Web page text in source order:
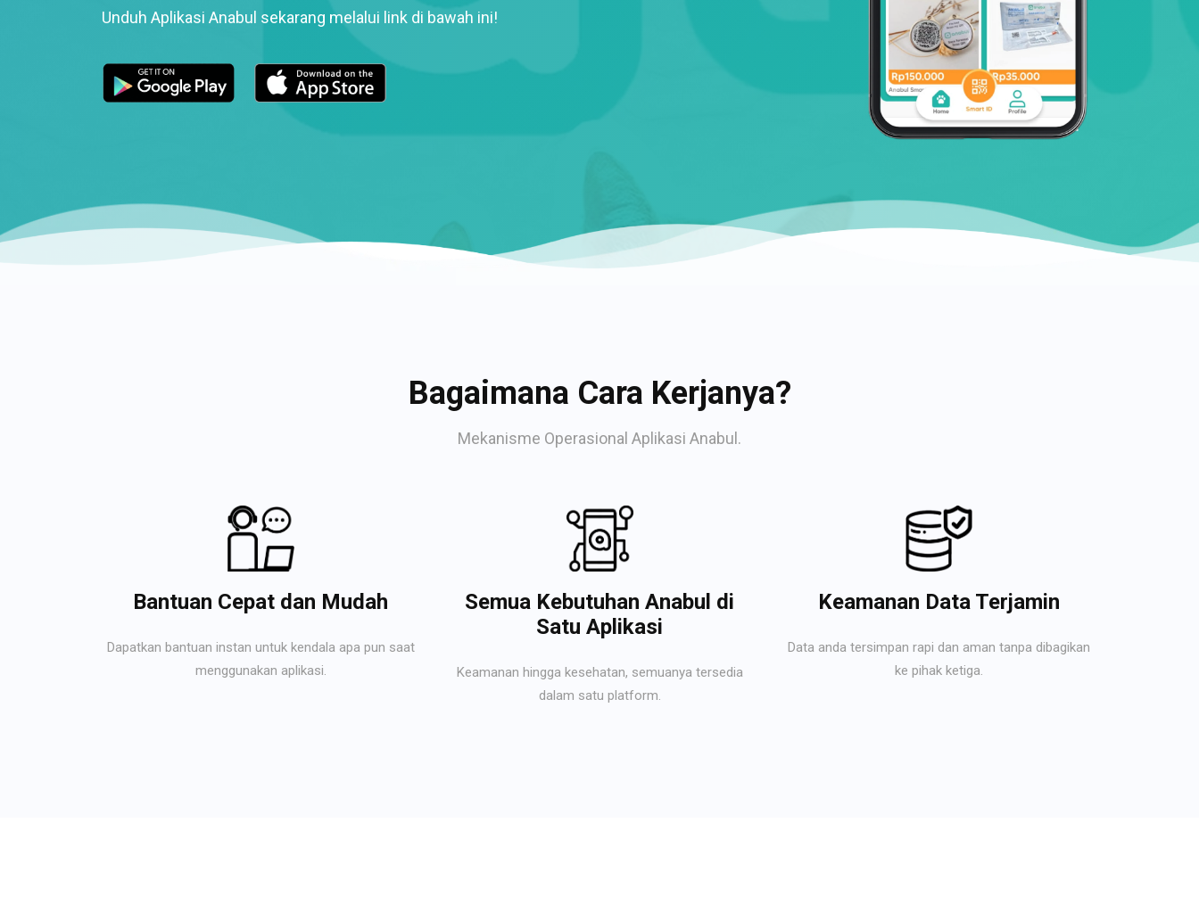
Unduh Aplikasi Anabul sekarang melalui link di bawah ini!
Bagaimana Cara Kerjanya?
Mekanisme Operasional Aplikasi Anabul.
Bantuan Cepat dan Mudah
Dapatkan bantuan instan untuk kendala apa pun saat
menggunakan aplikasi.
Semua Kebutuhan Anabul di
Satu Aplikasi
Keamanan hingga kesehatan, semuanya tersedia
dalam satu platform.
Keamanan Data Terjamin
Data anda tersimpan rapi dan aman tanpa dibagikan
ke pihak ketiga.